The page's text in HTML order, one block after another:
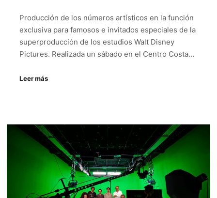
Producción de los números artísticos en la función
exclusiva para famosos e invitados especiales de la
superproducción de los estudios Walt Disney
Pictures. Realizada un sábado en el Centro Costa…
Leer más